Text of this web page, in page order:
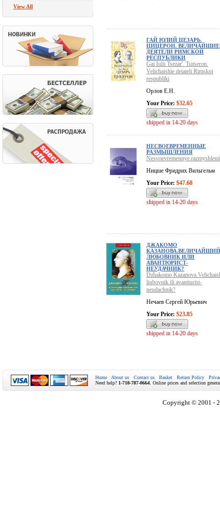
View All
ГАЙ ЮЛИЙ ЦЕЗАРЬ.
ЦИЦЕРОН. ВЕЛИЧАЙШИЕ
ДЕЯТЕЛИ РИМСКОЙ
РЕСПУБЛИКИ
Gai Iulii Tsezar'. Tsitseron.
Velichaishie deiateli Rimskoi
respubliki
Орлов Е.Н.
Your Price: $32.65
shipped in 14-20 days
НЕСВОЕВРЕМЕННЫЕ
РАЗМЫШЛЕНИЯ
Nesvoevremennye
Ницше Фридрих Вильгельм
Your Price: $47.68
shipped in 14-20 days
ДЖАКОМО
КАЗАНОВА.ВЕЛИЧАЙШИЙ
ЛЮБОВНИК ИЛИ
АВАНТЮРИСТ-
НЕУДАЧНИК?
Dzhakomo
liubovnik ili avantiurist-
neudachnik?
Нечаев Сергей Юрьевич
Your Price: $23.85
shipped in 14-20 days
Home About us Contact us Basket Return Policy
Need help? 1-718-787-0664 . Online prices and selection
Copyright © 2001 -